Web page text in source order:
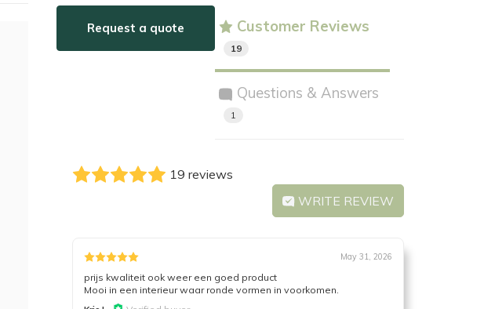
Request a quote Customer Reviews
19
Questions & Answers
1
19 reviews
WRITE REVIEW
May 31, 2026
prijs kwaliteit ook weer een goed product
Mooi in een interieur waar ronde vormen in voorkomen.